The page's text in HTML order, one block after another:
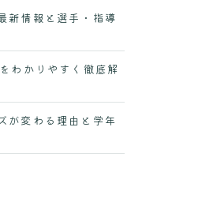
新情報と選手・指導
わかりやすく徹底解
が変わる理由と学年